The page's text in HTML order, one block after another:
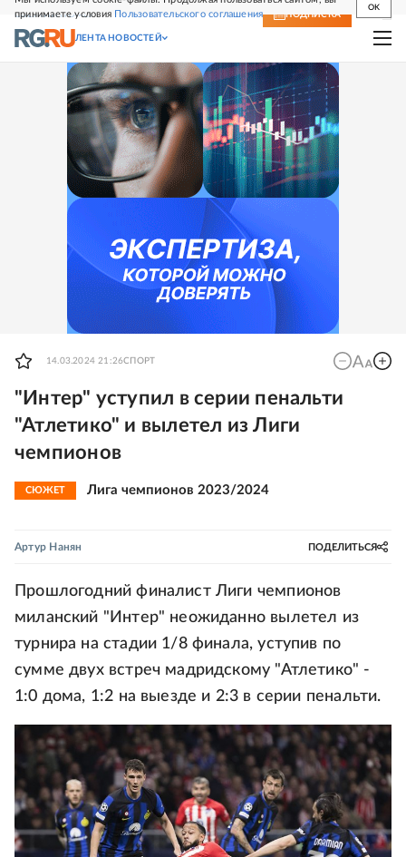
принимаете условия Пользовательского соглашения
OK
СВЕЖИЙ НОМЕР ПОДПИСКА
ЛЕНТА НОВОСТЕЙ
14.03.2024 21:26СПОРТ
"Интер" уступил в серии пенальти
"Атлетико" и вылетел из Лиги
чемпионов
СЮЖЕТ Лига чемпионов 2023/2024
Артур Нанян ПОДЕЛИТЬСЯ
Прошлогодний финалист Лиги чемпионов
миланский "Интер" неожиданно вылетел из
турнира на стадии 1/8 финала, уступив по
сумме двух встреч мадридскому "Атлетико" -
1:0 дома, 1:2 на выезде и 2:3 в серии пенальти.